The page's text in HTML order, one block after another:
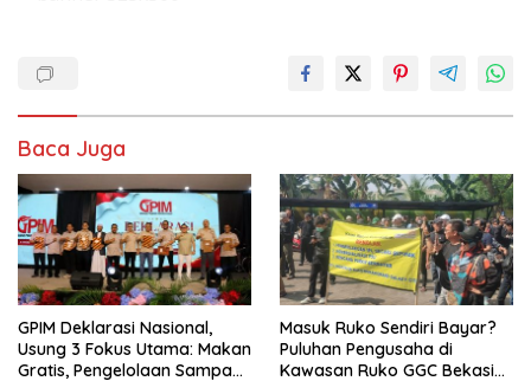
Baca Juga
GPIM Deklarasi Nasional,
Usung 3 Fokus Utama: Makan
Gratis, Pengelolaan Sampah
Masuk Ruko Sendiri Bayar?
Puluhan Pengusaha di
Kawasan Ruko GGC Bekasi